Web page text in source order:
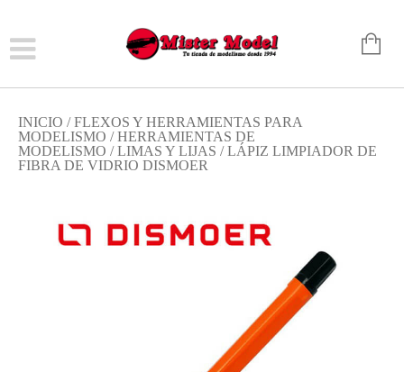
INICIO /FLEXOS Y HERRAMIENTAS PARA
MODELISMO /HERRAMIENTAS DE
MODELISMO /LIMAS Y LIJAS / LÁPIZ LIMPIADOR DE
FIBRA DE VIDRIO DISMOER